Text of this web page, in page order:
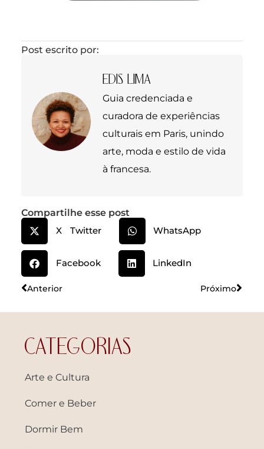
Post escrito por:
EDIS LIMA
Guia credenciada e
curadora de experiências
culturais em Paris, unindo
arte, moda e estilo de vida
à francesa.
Compartilhe esse post
X Twitter
WhatsApp
Facebook LinkedIn
Anterior Próximo
CATEGORIAS
Arte e Cultura
Comer e Beber
Dormir Bem